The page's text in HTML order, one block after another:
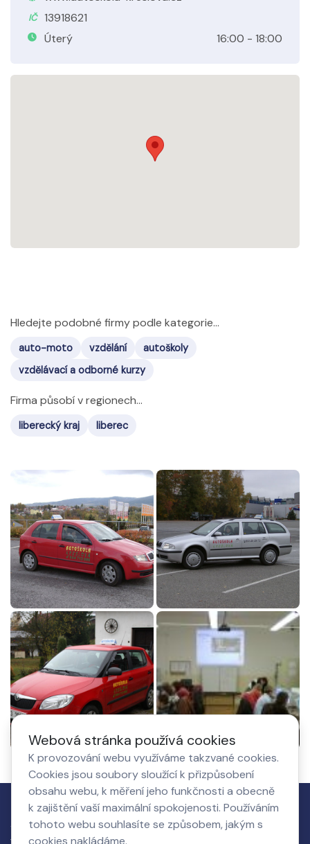
Webová stránka používá cookies
K provozování webu využíváme takzvané cookies.
Cookies jsou soubory sloužící k přizpůsobení
obsahu webu, k měření jeho funkčnosti a obecně
k zajištění vaší maximální spokojenosti. Používáním
tohoto webu souhlasíte se způsobem, jakým s
cookies nakládáme.
IČ
13918621
Úterý
16:00 - 18:00
Hledejte podobné firmy podle kategorie...
auto-moto vzdělání
autoškoly
vzdělávací a odborné kurzy
Firma působí v regionech...
liberecký kraj liberec
Jak to
funguje
Co získá
podnikatel
O nás,
Nastavení